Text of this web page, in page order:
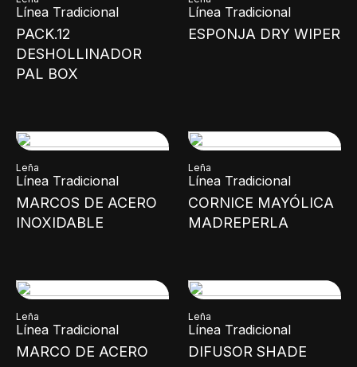
Línea Tradicional
PACK.12
DESHOLLINADOR
PAL BOX
Línea Tradicional
ESPONJA DRY WIPER
Leña
Línea Tradicional
MARCOS DE ACERO
INOXIDABLE
Leña
Línea Tradicional
CORNICE MAYÓLICA
MADREPERLA
Leña
Línea Tradicional
MARCO DE ACERO
Leña
Línea Tradicional
DIFUSOR SHADE